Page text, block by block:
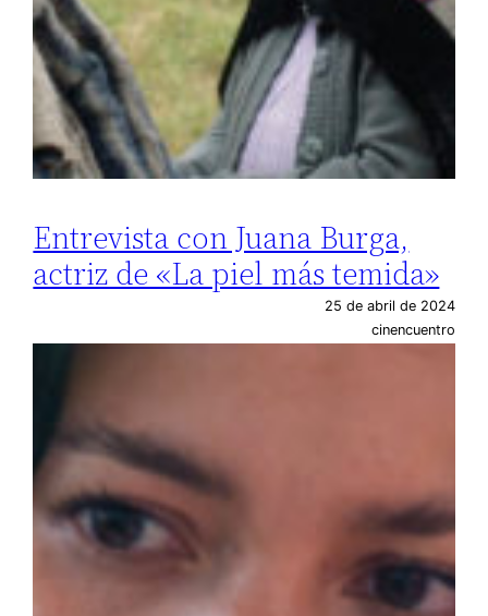
Entrevista con Juana Burga,
actriz de «La piel más temida»
25 de abril de 2024
cinencuentro